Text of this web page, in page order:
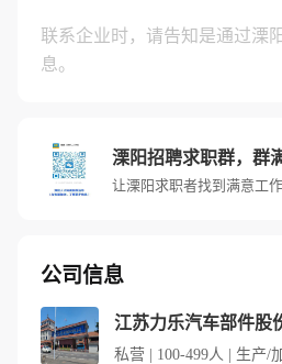
联系企业时，请告知是通过溧
息。
公司信息
江苏力乐汽车部件股
私营 | 100-499人 | 生产/